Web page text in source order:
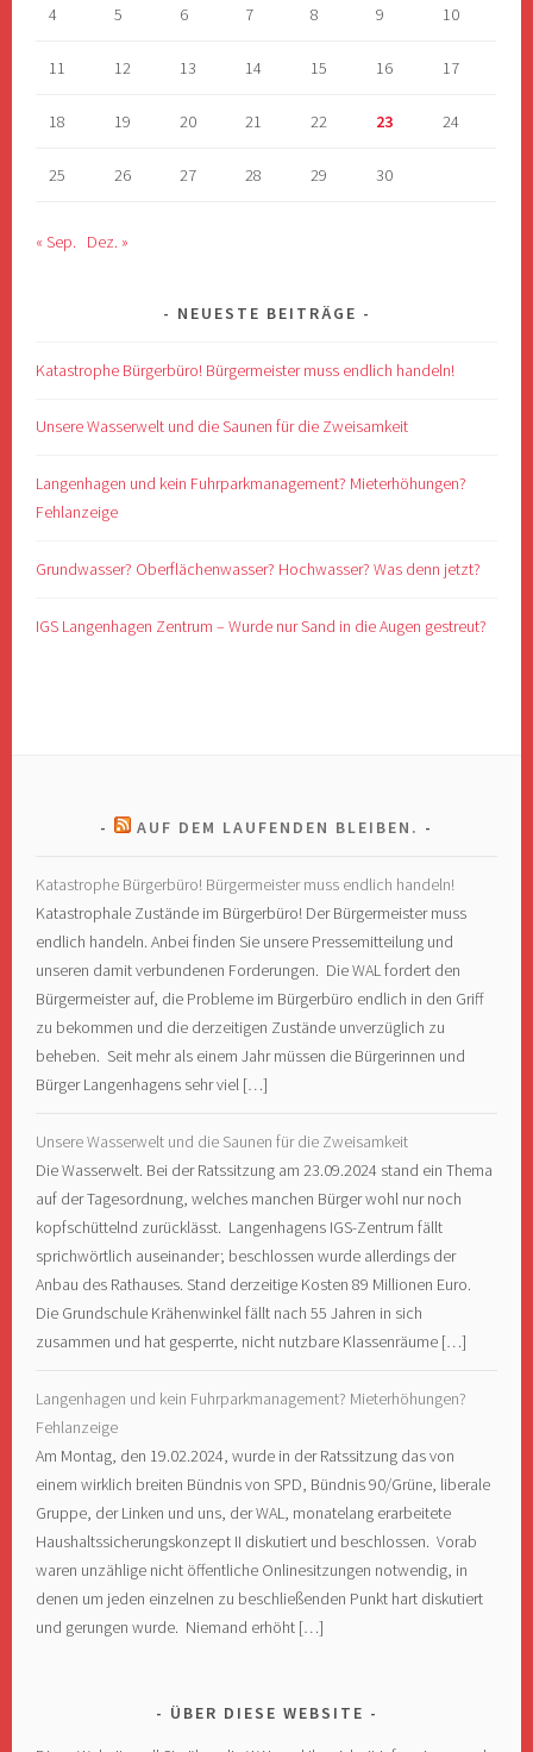
4 5 6 7 8 9 10
11 12 13 14 15 16 17
18 19 20 21 22 23 24
25 26 27 28 29 30
« Sep. Dez. »
NEUESTE BEITRÄGE
Katastrophe Bürgerbüro! Bürgermeister muss endlich handeln!
Unsere Wasserwelt und die Saunen für die Zweisamkeit
Langenhagen und kein Fuhrparkmanagement? Mieterhöhungen?
Fehlanzeige
Grundwasser? Oberflächenwasser? Hochwasser? Was denn jetzt?
IGS Langenhagen Zentrum – Wurde nur Sand in die Augen gestreut?
AUF DEM LAUFENDEN BLEIBEN.
Katastrophe Bürgerbüro! Bürgermeister muss endlich handeln!
Katastrophale Zustände im Bürgerbüro! Der Bürgermeister muss
endlich handeln. Anbei finden Sie unsere Pressemitteilung und
unseren damit verbundenen Forderungen. Die WAL fordert den
Bürgermeister auf, die Probleme im Bürgerbüro endlich in den Griff
zu bekommen und die derzeitigen Zustände unverzüglich zu
beheben. Seit mehr als einem Jahr müssen die Bürgerinnen und
Bürger Langenhagens sehr viel […]
Unsere Wasserwelt und die Saunen für die Zweisamkeit
Die Wasserwelt. Bei der Ratssitzung am 23.09.2024 stand ein Thema
auf der Tagesordnung, welches manchen Bürger wohl nur noch
kopfschüttelnd zurücklässt. Langenhagens IGS-Zentrum fällt
sprichwörtlich auseinander; beschlossen wurde allerdings der
Anbau des Rathauses. Stand derzeitige Kosten 89 Millionen Euro.
Die Grundschule Krähenwinkel fällt nach 55 Jahren in sich
zusammen und hat gesperrte, nicht nutzbare Klassenräume […]
Langenhagen und kein Fuhrparkmanagement? Mieterhöhungen?
Fehlanzeige
Am Montag, den 19.02.2024, wurde in der Ratssitzung das von
einem wirklich breiten Bündnis von SPD, Bündnis 90/Grüne, liberale
Gruppe, der Linken und uns, der WAL, monatelang erarbeitete
Haushaltssicherungskonzept II diskutiert und beschlossen. Vorab
waren unzählige nicht öffentliche Onlinesitzungen notwendig, in
denen um jeden einzelnen zu beschließenden Punkt hart diskutiert
und gerungen wurde. Niemand erhöht […]
ÜBER DIESE WEBSITE